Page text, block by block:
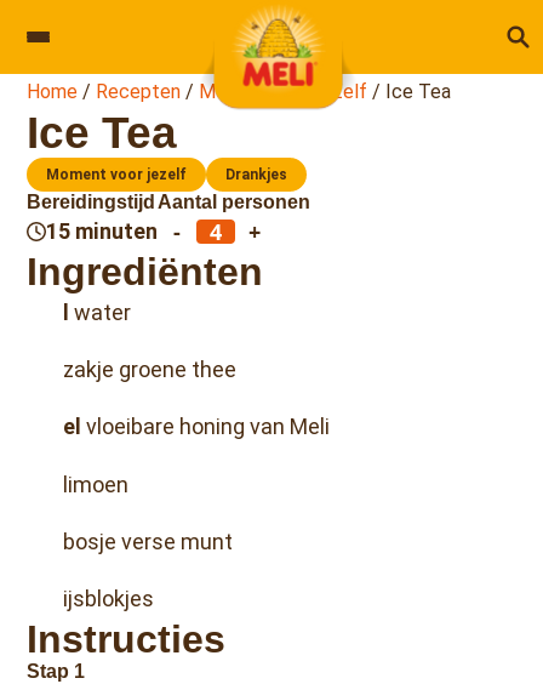
Home/ Recepten/ Moment voor jezelf / Ice Tea
Ice Tea
Moment voor jezelf Drankjes
Bereidingstijd
15 minuten
Aantal personen
- +
Ingrediënten
l water
zakje groene thee
el vloeibare honing van Meli
limoen
bosje verse munt
ijsblokjes
Instructies
Stap 1